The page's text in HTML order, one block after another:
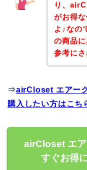
り、
がお得
よ♪なの
の商品
参考に
⇒airCloset エアー
購入したい方はこち
airCloset エ
すぐお得